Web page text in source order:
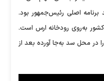
برنامه اصلی رئیس‌جمهور بود.
به‌روی رودخانه ارس است.
در محل سد به‌جا آورده بعد از